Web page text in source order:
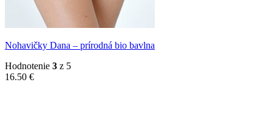
Nohavičky Dana – prírodná bio bavlna
Hodnotenie 3 z 5
16.50 €